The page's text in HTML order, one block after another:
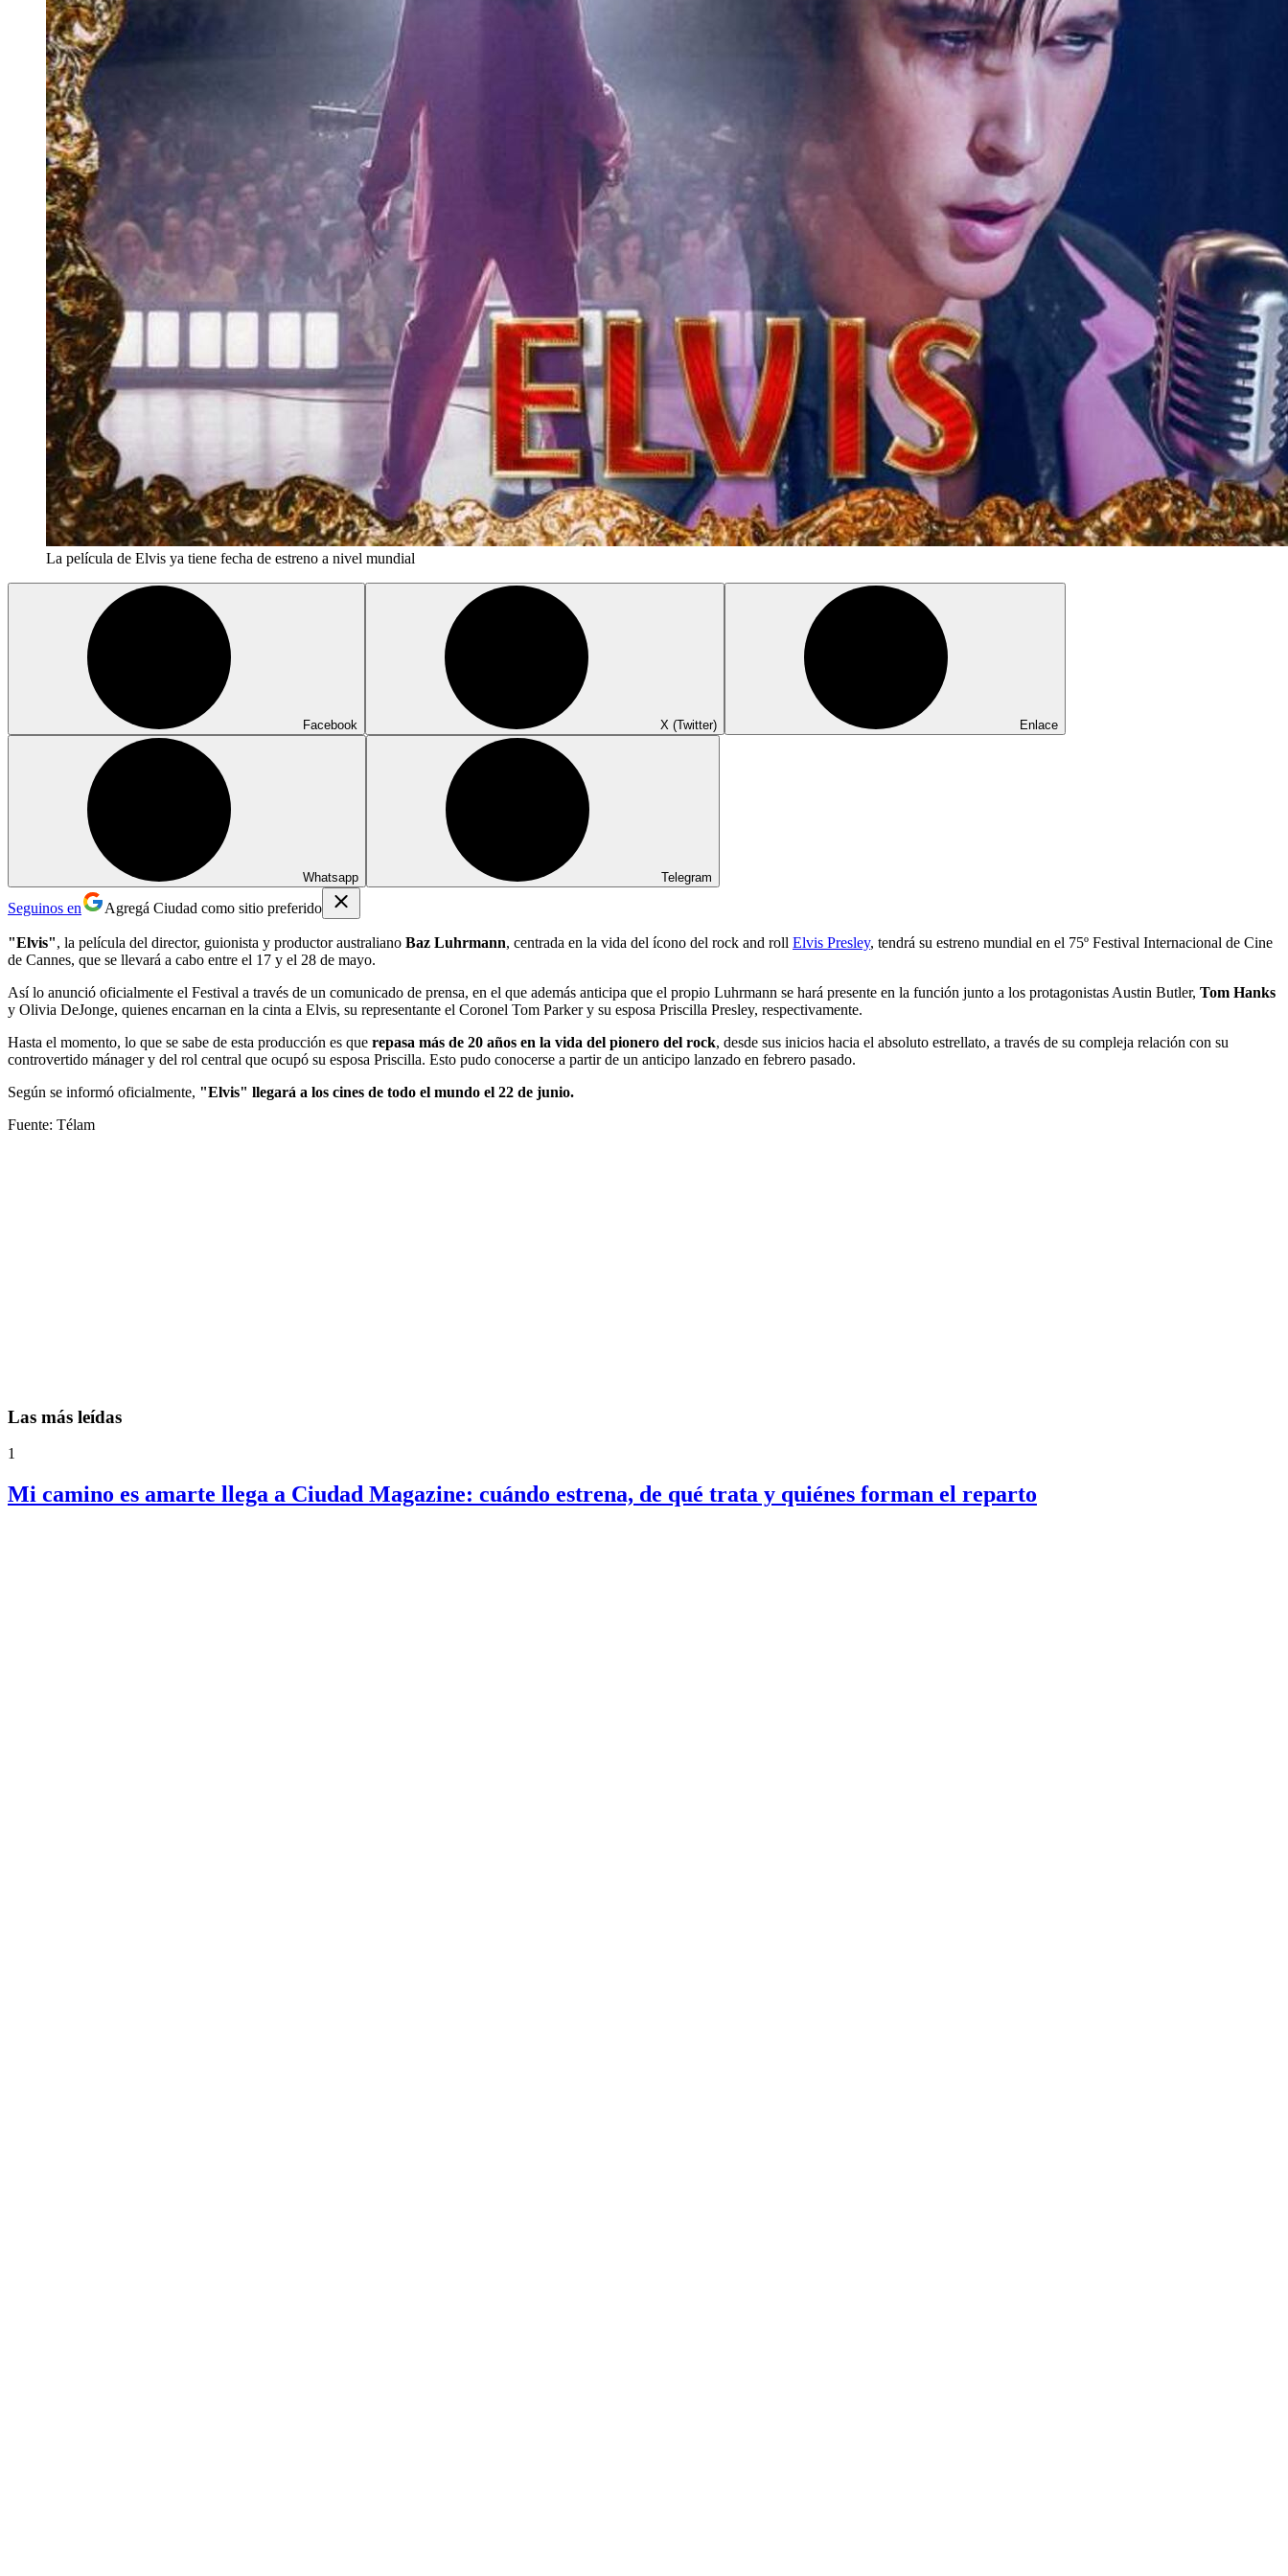
La película de Elvis ya tiene fecha de estreno a nivel mundial
Facebook X (Twitter) Enlace
Whatsapp Telegram
Seguinos en Agregá Ciudad como sitio preferido
"Elvis", la película del director, guionista y productor australiano Baz Luhrmann, centrada en la vida del ícono del rock and roll Elvis Presley, tendrá su estreno mundial en el 75º Festival Internacional de Cine
de Cannes, que se llevará a cabo entre el 17 y el 28 de mayo.
Así lo anunció oficialmente el Festival a través de un comunicado de prensa, en el que además anticipa que el propio Luhrmann se hará presente en la función junto a los protagonistas Austin Butler, Tom Hanks
y Olivia DeJonge, quienes encarnan en la cinta a Elvis, su representante el Coronel Tom Parker y su esposa Priscilla Presley, respectivamente.
Hasta el momento, lo que se sabe de esta producción es que repasa más de 20 años en la vida del pionero del rock, desde sus inicios hacia el absoluto estrellato, a través de su compleja relación con su
controvertido mánager y del rol central que ocupó su esposa Priscilla. Esto pudo conocerse a partir de un anticipo lanzado en febrero pasado.
Según se informó oficialmente, "Elvis" llegará a los cines de todo el mundo el 22 de junio.
Fuente: Télam
Las más leídas
1
Mi camino es amarte llega a Ciudad Magazine: cuándo estrena, de qué trata y quiénes forman el reparto